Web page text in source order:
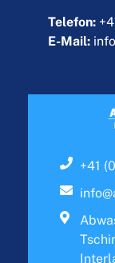
Telefon:
E-Mail:
+41